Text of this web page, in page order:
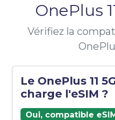
OnePlus
Vérifiez la
Le OnePlus 11
charge l'eSIM ?
Oui, compatible